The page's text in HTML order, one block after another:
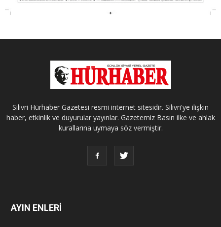
Silivri Hürhaber Gazetesi resmi internet sitesidir. Silivri'ye ilişkin
haber, etkinlik ve duyurular yayınlar. Gazetemiz Basın ilke ve ahlak
kurallarına uymaya söz vermiştir.
AYIN ENLERİ